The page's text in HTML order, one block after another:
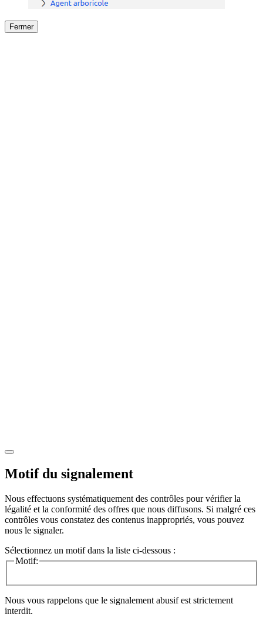
Fermer
Motif du signalement
Nous effectuons systématiquement des contrôles pour vérifier la
légalité et la conformité des offres que nous diffusons. Si malgré ces
contrôles vous constatez des contenus inappropriés, vous pouvez
nous le signaler.
Sélectionnez un motif dans la liste ci-dessous :
Motif:
Nous vous rappelons que le signalement abusif est strictement
interdit.